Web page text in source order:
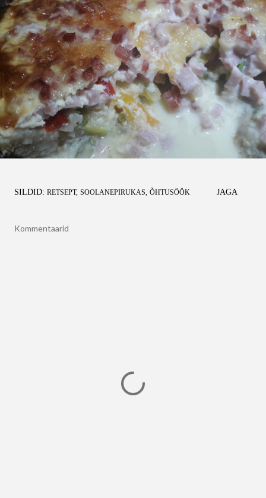
SILDID: RETSEPT SOOLANEPIRUKAS ÕHTUSÖÖK JAGA
Kommentaarid